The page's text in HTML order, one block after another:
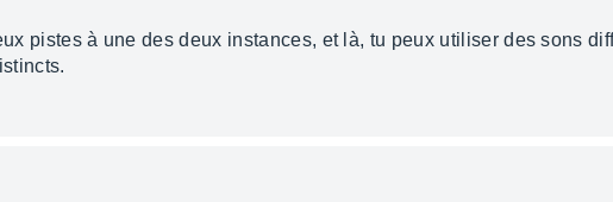
pistes à une des deux instances, et là, tu peux utiliser des sons